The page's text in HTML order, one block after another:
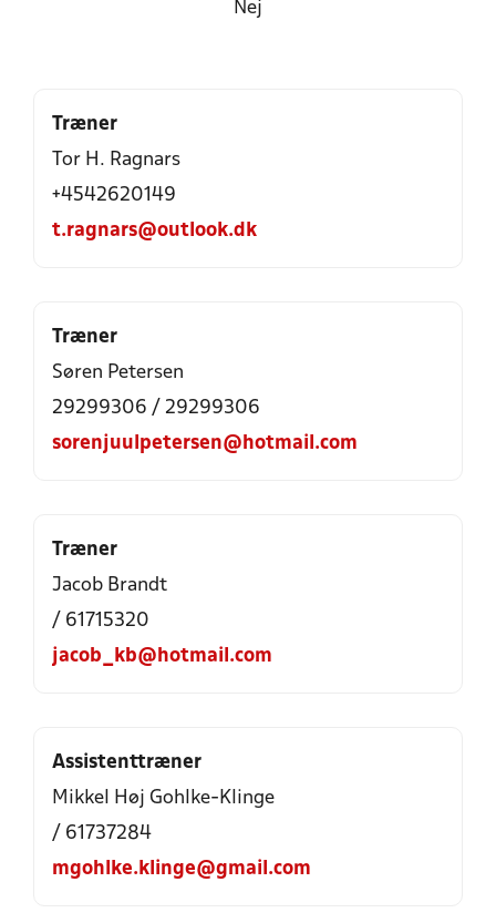
Nej
Træner
Tor H. Ragnars
+4542620149
t.ragnars@outlook.dk
Træner
Søren Petersen
29299306 / 29299306
sorenjuulpetersen@hotmail.com
Træner
Jacob Brandt
/ 61715320
jacob_kb@hotmail.com
Assistenttræner
Mikkel Høj Gohlke-Klinge
/ 61737284
mgohlke.klinge@gmail.com